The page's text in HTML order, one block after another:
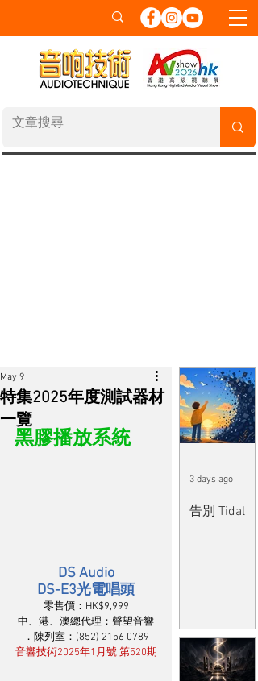
特集2025年度測試器材
一覽
May 9
黑膠播放系統
DS Audio
DS-E3光電唱頭
零售價：HK$9,999
中、港、澳總代理：聲望音響
．陳列室：(852) 2156 0789
音響技術2025年1月號 第520期
告別 Tidal
3 days ago